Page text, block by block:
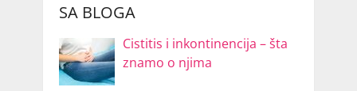
SA BLOGA
Cistitis i inkontinencija – šta
znamo o njima